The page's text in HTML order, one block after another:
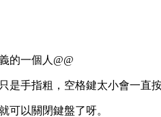
的一個人@@
是手指粗，空格鍵太小會一直
可以關閉鍵盤了呀。